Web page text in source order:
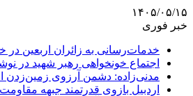
۱۴۰۵/۰۵/۱۵
خبر فوری
خدمات‌رسانی به زائران اربعین در
اجتماع خونخواهی رهبر شهید در
مدنی‌زاده: دشمن آرزوی زمین‌زدن
اردبیل بازوی قدرتمند جبهه مقاومت